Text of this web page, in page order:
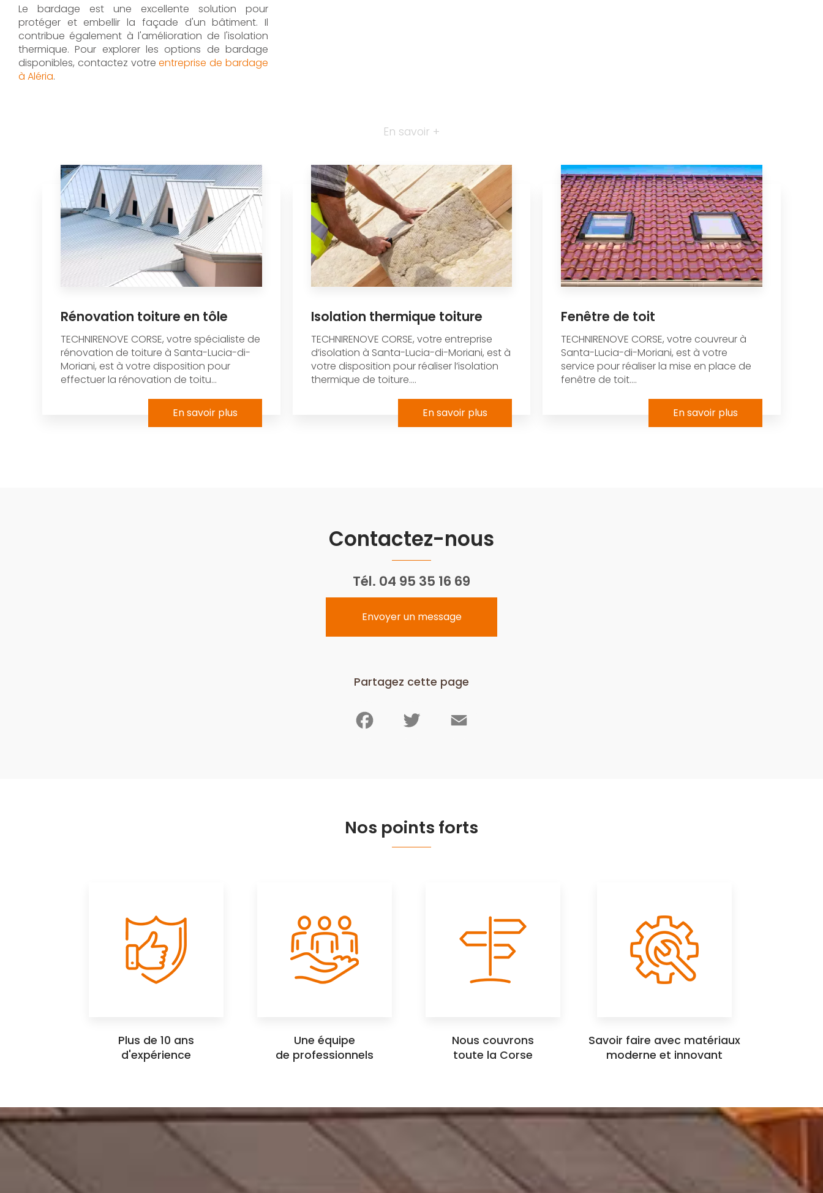
Le bardage est une excellente solution pour
protéger et embellir la façade d'un bâtiment. Il
contribue également à l'amélioration de l'isolation
thermique. Pour explorer les options de bardage
disponibles, contactez votreentreprise de bardage
à Aléria.
En savoir +
Rénovation toiture en tôle
TECHNIRENOVE CORSE, votre spécialiste de
rénovation de toiture à Santa-Lucia-di-
Moriani, est à votre disposition pour
effectuer la rénovation de toitu...
En savoir plus
Isolation thermique toiture
TECHNIRENOVE CORSE, votre entreprise
d’isolation à Santa-Lucia-di-Moriani, est à
votre disposition pour réaliser l’isolation
thermique de toiture....
En savoir plus
Fenêtre de toit
TECHNIRENOVE CORSE, votre couvreur à
Santa-Lucia-di-Moriani, est à votre
service pour réaliser la mise en place de
fenêtre de toit....
En savoir plus
Contactez-nous
Tél. 04 95 35 16 69
Envoyer un message
Partagez cette page
Nos points forts
Plus de 10 ans
d'expérience
Une équipe
de professionnels
Nous couvrons
toute la Corse
Savoir faire avec matériaux
moderne et innovant